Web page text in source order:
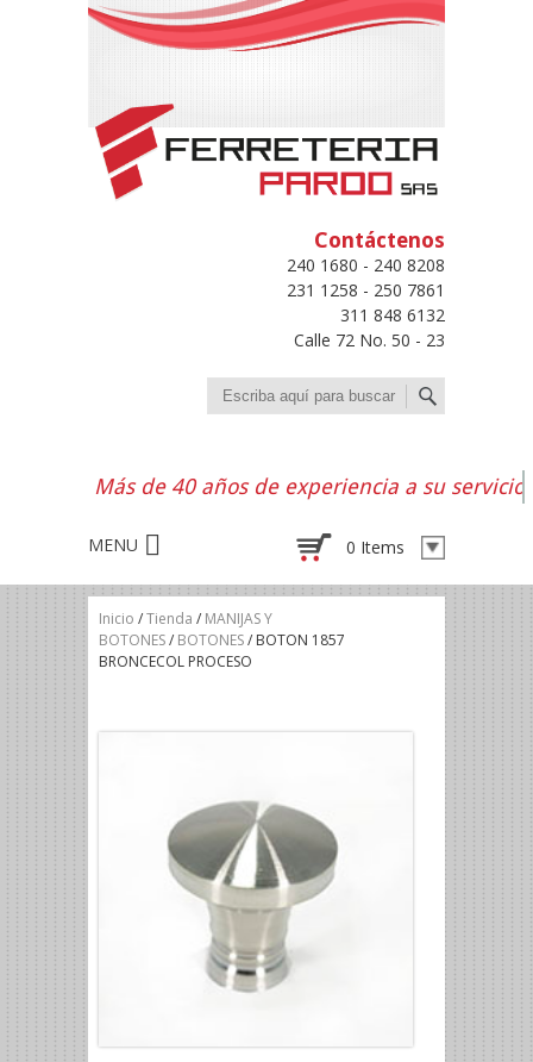
Contáctenos
240 1680 - 240 8208
231 1258 - 250 7861
311 848 6132
Calle 72 No. 50 - 23
Buscar
Más de 40 años de experiencia a su servicio
0 Items
Inicio /Tienda / MANIJAS Y
BOTONES/ BOTONES/ BOTON 1857
BRONCECOL PROCESO